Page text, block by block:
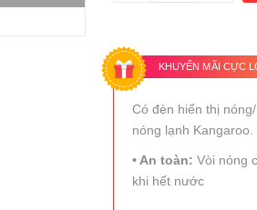
KHUYẾN MÃI CỰC
Có đèn hiển thị
nóng lạnh
• An toàn: Vòi nóng
khi hết nước